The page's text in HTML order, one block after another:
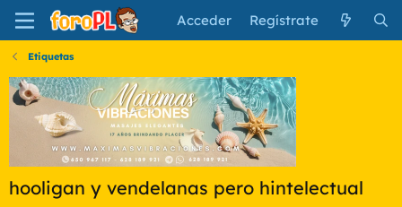
Acceder Regístrate
Etiquetas
hooligan y vendelanas pero hintelectual